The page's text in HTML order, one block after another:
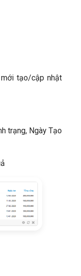
tạo/cập nhật
trạng, Ngày Tạo